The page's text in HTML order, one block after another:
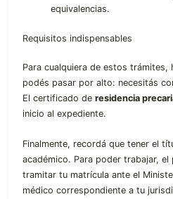
equivalencias.
Requisitos indispensables
Para cualquiera de estos trámites,
podés pasar por alto: necesitás
El certificado de residencia
inicio al expediente.
Finalmente, recordá que tener el
académico. Para poder trabajar,
tramitar tu matrícula ante el
médico correspondiente a tu